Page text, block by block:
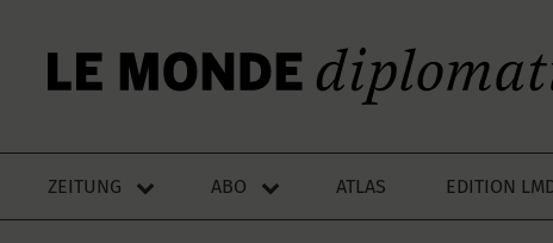
ZEITUNG ABO ATLAS EDITION